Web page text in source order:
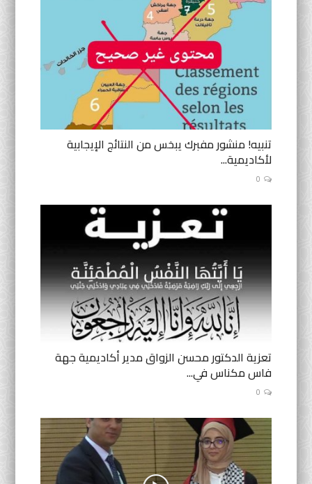
تنبيه! منشور مفبرك يبخس من النتائج الإيجابية
لأكاديمية...
0
تعزية الدكتور محسن الزواق مدير أكاديمية جهة
فاس مكناس في...
0